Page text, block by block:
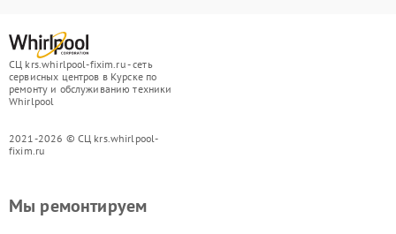
СЦ krs.whirlpool-fixim.ru - сеть
сервисных центров в Курске по
ремонту и обслуживанию техники
Whirlpool
2021-2026 © СЦ krs.whirlpool-
fixim.ru
Мы ремонтируем